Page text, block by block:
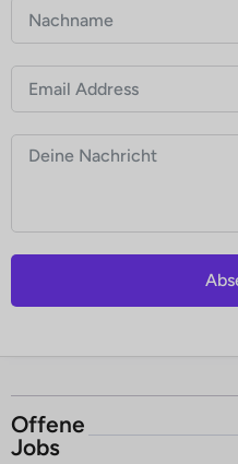
Offene
Jobs